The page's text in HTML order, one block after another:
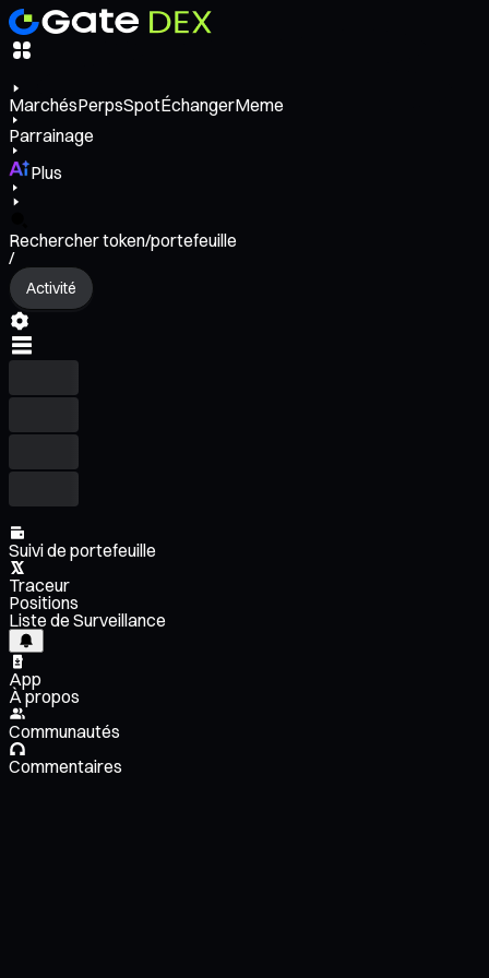
MarchésPerpsSpotÉchangerMeme
Parrainage
Plus
Rechercher token/portefeuille
/
Activité
Suivi de portefeuille
Traceur
Positions
Liste de Surveillance
App
À propos
Communautés
Commentaires